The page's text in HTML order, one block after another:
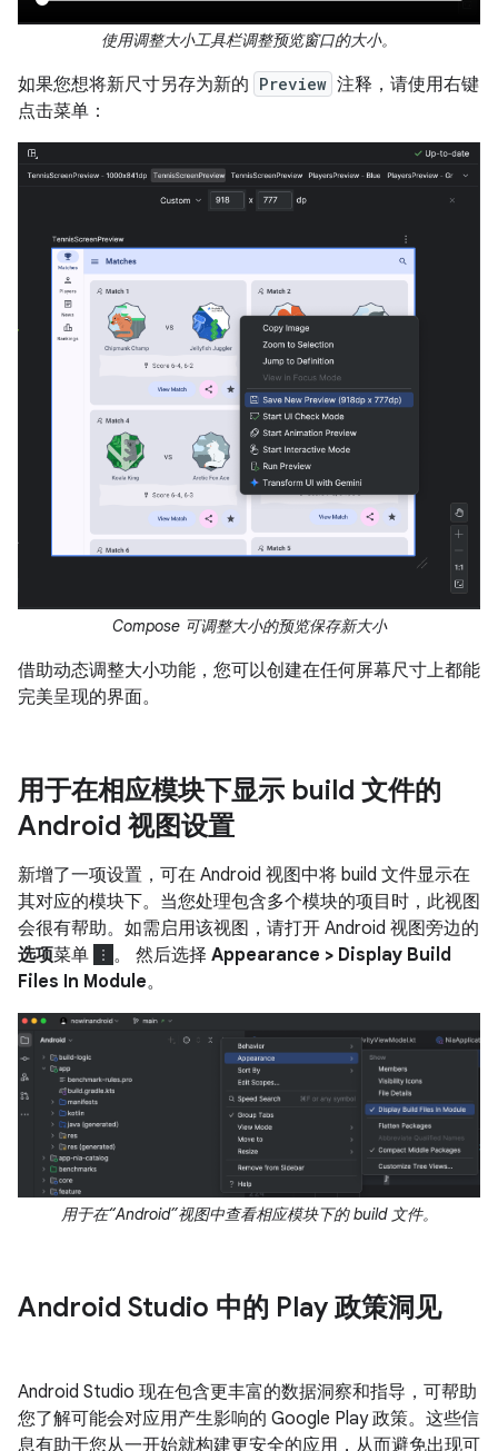
使用调整大小工具栏调整预览窗口的大小。
如果您想将新尺寸另存为新的 Preview 注释，请使用右键
点击菜单：
Compose 可调整大小的预览保存新大小
借助动态调整大小功能，您可以创建在任何屏幕尺寸上都能
完美呈现的界面。
用于在相应模块下显示 build 文件的
Android 视图设置
新增了一项设置，可在 Android 视图中将 build 文件显示在
其对应的模块下。当您处理包含多个模块的项目时，此视图
会很有帮助。如需启用该视图，请打开 Android 视图旁边的
选项菜单 。 然后选择Appearance > Display Build
Files In Module。
用于在“Android”视图中查看相应模块下的 build 文件。
Android Studio 中的 Play 政策洞见
Android Studio 现在包含更丰富的数据洞察和指导，可帮助
您了解可能会对应用产生影响的 Google Play 政策。这些信
息有助于您从一开始就构建更安全的应用，从而避免出现可